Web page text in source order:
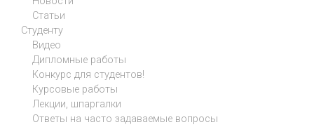
Статьи
Студенту
Видео
Дипломные работы
Конкурс для студентов!
Курсовые работы
Лекции, шпаргалки
Ответы на часто задаваемые вопросы